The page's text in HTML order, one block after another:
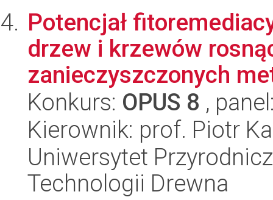
Potencjał
drzew i krzewów
zanieczyszczonych
Konkurs: OPUS 8 ,
Kierownik: prof. Piotr
Uniwersytet
Technologii Drewna